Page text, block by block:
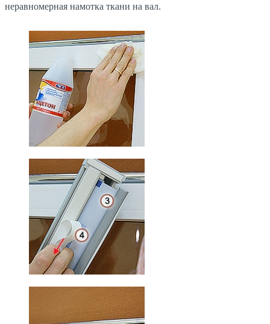
неравномерная намотка ткани на вал.